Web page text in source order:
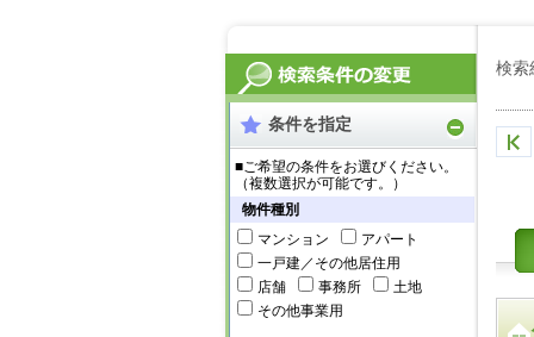
条件を指定
■ご希望の条件をお選びください。
（複数選択が可能です。）
物件種別
マンション
アパート
一戸建／その他居住用
店舗
事務所
土地
その他事業用
検索